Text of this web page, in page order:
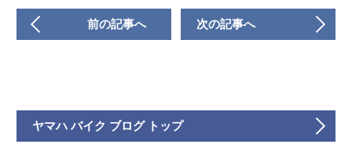
前の記事へ 次の記事へ
ヤマハ バイク ブログ トップ